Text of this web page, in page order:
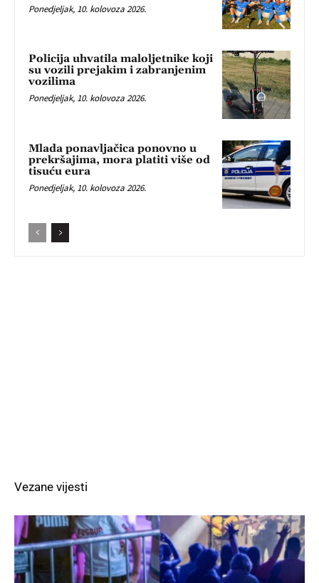
Ponedjeljak, 10. kolovoza 2026.
Policija uhvatila maloljetnike koji
su vozili prejakim i zabranjenim
vozilima
Ponedjeljak, 10. kolovoza 2026.
Mlada ponavljačica ponovno u
prekršajima, mora platiti više od
tisuću eura
Ponedjeljak, 10. kolovoza 2026.
Vezane vijesti